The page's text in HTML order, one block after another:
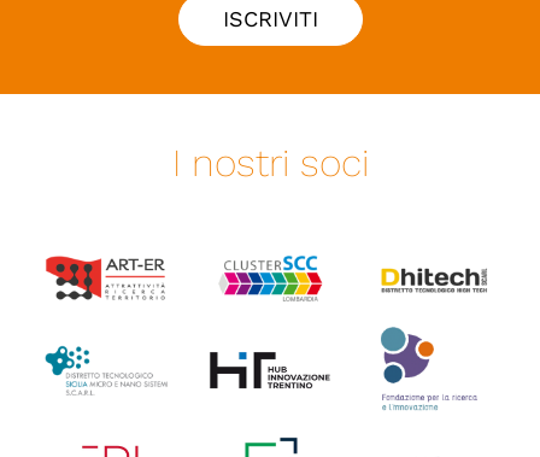
ISCRIVITI
I nostri soci